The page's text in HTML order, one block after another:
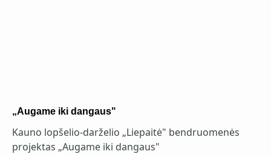
„Augame iki dangaus"
Kauno lopšelio-darželio „Liepaitė" bendruomenės
projektas „Augame iki dangaus"